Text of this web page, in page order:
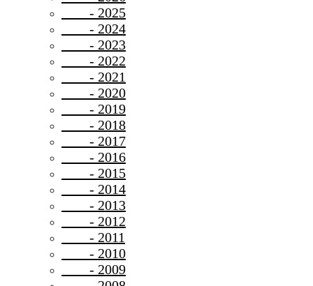
- 2025
- 2024
- 2023
- 2022
- 2021
- 2020
- 2019
- 2018
- 2017
- 2016
- 2015
- 2014
- 2013
- 2012
- 2011
- 2010
- 2009